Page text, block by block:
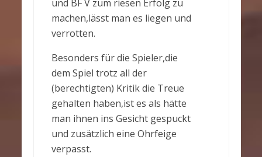
und BF V zum riesen Erfolg zu
machen,lässt man es liegen und
verrotten.
Besonders für die Spieler,die
dem Spiel trotz all der
(berechtigten) Kritik die Treue
gehalten haben,ist es als hätte
man ihnen ins Gesicht gespuckt
und zusätzlich eine Ohrfeige
verpasst.